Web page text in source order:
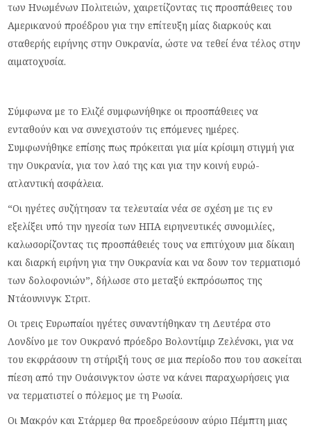
των Ηνωμένων Πολιτειών, χαιρετίζοντας τις προσπάθειες του
Αμερικανού προέδρου για την επίτευξη μίας διαρκούς και
σταθερής ειρήνης στην Ουκρανία, ώστε να τεθεί ένα τέλος στην
αιματοχυσία.
Σύμφωνα με το Ελιζέ συμφωνήθηκε οι προσπάθειες να
ενταθούν και να συνεχιστούν τις επόμενες ημέρες.
Συμφωνήθηκε επίσης πως πρόκειται για μία κρίσιμη στιγμή για
την Ουκρανία, για τον λαό της και για την κοινή ευρώ-
ατλαντική ασφάλεια.
“Οι ηγέτες συζήτησαν τα τελευταία νέα σε σχέση με τις εν
εξελίξει υπό την ηγεσία των ΗΠΑ ειρηνευτικές συνομιλίες,
καλωσορίζοντας τις προσπάθειές τους να επιτύχουν μια δίκαιη
και διαρκή ειρήνη για την Ουκρανία και να δουν τον τερματισμό
των δολοφονιών”, δήλωσε στο μεταξύ εκπρόσωπος της
Ντάουνινγκ Στριτ.
Οι τρεις Ευρωπαίοι ηγέτες συναντήθηκαν τη Δευτέρα στο
Λονδίνο με τον Ουκρανό πρόεδρο Βολοντίμιρ Ζελένσκι, για να
του εκφράσουν τη στήριξή τους σε μια περίοδο που του ασκείται
πίεση από την Ουάσινγκτον ώστε να κάνει παραχωρήσεις για
να τερματιστεί ο πόλεμος με τη Ρωσία.
Οι Μακρόν και Στάρμερ θα προεδρεύσουν αύριο Πέμπτη μιας